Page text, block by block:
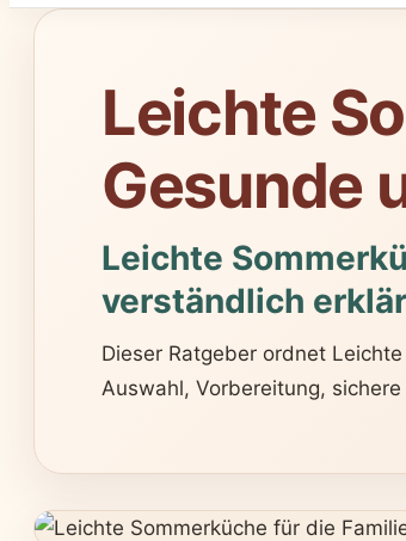
Leichte
Gesunde
Leichte
verständlich
Dieser Ratgeber ordnet
Auswahl, Vorbereitung,